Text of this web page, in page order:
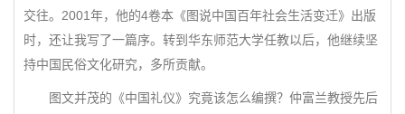
交往。2001年，他的4卷本《图说中国百年社会生活变迁》出版
时，还让我写了一篇序。转到华东师范大学任教以后，他继续坚
持中国民俗文化研究，多所贡献。
图文并茂的《中国礼仪》究竟该怎么编撰？仲富兰教授先后